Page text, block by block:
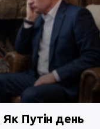
Путін день